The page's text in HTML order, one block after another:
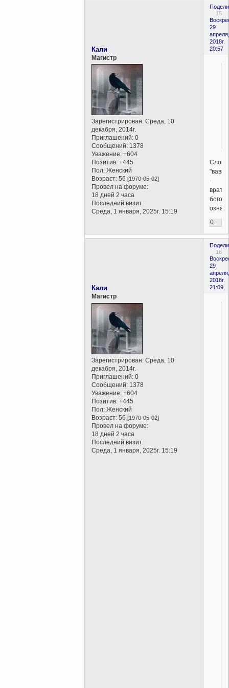
15
29
апреля,
2018г.
20:57
Кали
Магистр
Зарегистрирован: Среда, 10
декабря, 2014г.
Приглашений: 0
Сообщений: 1378
Уважение: +604
Позитив: +445
Пол: Женский
Возраст: 56[1970-05-02]
Провел на форуме:
18 дней 2 часа
Последний визит:
Среда, 1 января, 2025г. 15:19
Слово
-
врата
богов,
0
16
29
апреля,
2018г.
21:09
Кали
Магистр
Зарегистрирован: Среда, 10
декабря, 2014г.
Приглашений: 0
Сообщений: 1378
Уважение: +604
Позитив: +445
Пол: Женский
Возраст: 56[1970-05-02]
Провел на форуме:
18 дней 2 часа
Последний визит:
Среда, 1 января, 2025г. 15:19